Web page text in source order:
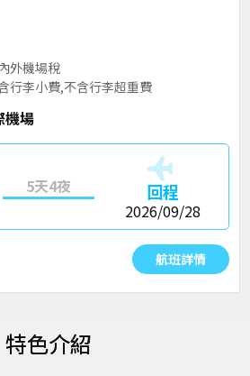
外機場稅
行李小費,不含行李超重費
機場
5天4夜 回程
2026/09/28
航班詳情
特色介紹